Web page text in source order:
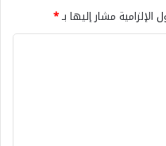
الإلزامية مشار إليها بـ*